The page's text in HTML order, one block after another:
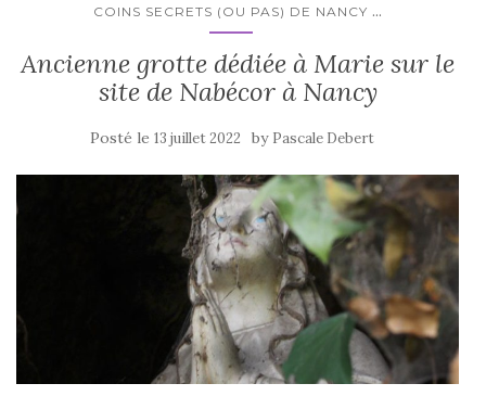
COINS SECRETS (OU PAS) DE NANCY ...
Ancienne grotte dédiée à Marie sur le
site de Nabécor à Nancy
Posté le 13 juillet 2022 by Pascale Debert